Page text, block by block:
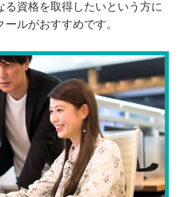
る資格を取得したいという方に
ルがおすすめです。